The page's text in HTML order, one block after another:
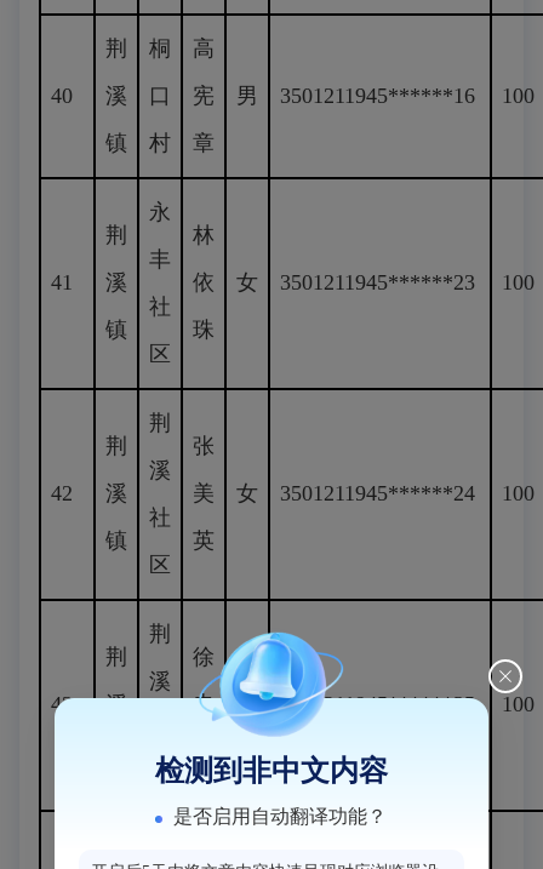
40
荆
溪
镇
桐
口
村
高
宪
章
男 3501211945******16 100
41
荆
溪
镇
永
丰
社
区
林
依
珠
女 3501211945******23 100
42
荆
溪
镇
荆
溪
社
区
张
美
英
女 3501211945******24 100
43
荆
溪
荆
溪
区
徐
忠
华
男 3501211945******35 100
检测到非中文内容
是否启用自动翻译功能？